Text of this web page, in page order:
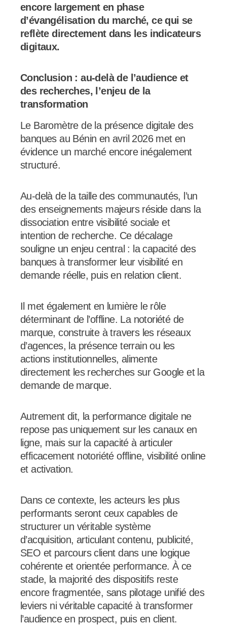
encore largement en phase
d’évangélisation du marché, ce qui se
reflète directement dans les indicateurs
digitaux.
Conclusion : au-delà de l’audience et
des recherches, l’enjeu de la
transformation
Le Baromètre de la présence digitale des
banques au Bénin en avril 2026 met en
évidence un marché encore inégalement
structuré.
Au-delà de la taille des communautés, l’un
des enseignements majeurs réside dans la
dissociation entre visibilité sociale et
intention de recherche. Ce décalage
souligne un enjeu central : la capacité des
banques à transformer leur visibilité en
demande réelle, puis en relation client.
Il met également en lumière le rôle
déterminant de l’offline. La notoriété de
marque, construite à travers les réseaux
d’agences, la présence terrain ou les
actions institutionnelles, alimente
directement les recherches sur Google et la
demande de marque.
Autrement dit, la performance digitale ne
repose pas uniquement sur les canaux en
ligne, mais sur la capacité à articuler
efficacement notoriété offline, visibilité online
et activation.
Dans ce contexte, les acteurs les plus
performants seront ceux capables de
structurer un véritable système
d’acquisition, articulant contenu, publicité,
SEO et parcours client dans une logique
cohérente et orientée performance. À ce
stade, la majorité des dispositifs reste
encore fragmentée, sans pilotage unifié des
leviers ni véritable capacité à transformer
l’audience en prospect, puis en client.